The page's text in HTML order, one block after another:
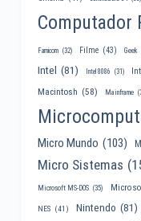
Computador
Famicom (32) Filme (43) Geek
Intel (81) Intel 8086 (31)
Macintosh (58) Mainframe
Micro Mundo (103)
Micro Sistemas
Microsoft MS-DOS (35)
NES (41) Nintendo (81)